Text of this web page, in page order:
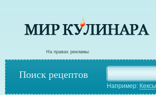
На правах рекламы:
Поиск рецептов
Например: